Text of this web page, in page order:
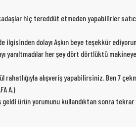
hiç tereddüt etmeden yapabilirler
ilgisinden dolayı Aşkın beye teşekkür ediyorum
her şey dört dörtlüktü
rahatlığıyla alışveriş yapabilirsiniz. Ben 7
A.)
ürün yorumunu kullandıktan sonra tekrar